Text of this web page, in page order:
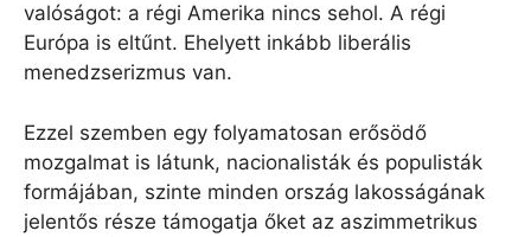
valóságot: a régi Amerika nincs sehol. A régi
Európa is eltűnt. Ehelyett inkább liberális
menedzserizmus van.
Ezzel szemben egy folyamatosan erősödő
mozgalmat is látunk, nacionalisták és populisták
formájában, szinte minden ország lakosságának
jelentős része támogatja őket az aszimmetrikus